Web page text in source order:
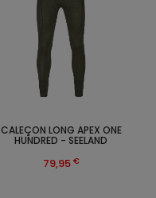
CALEÇON LONG APEX ONE
HUNDRED - SEELAND
79,95 €